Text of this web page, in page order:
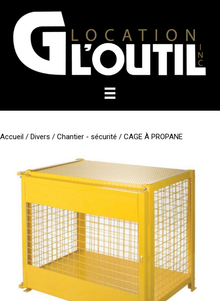
contenu
Accueil / Divers / Chantier - sécurité / CAGE À PROPANE